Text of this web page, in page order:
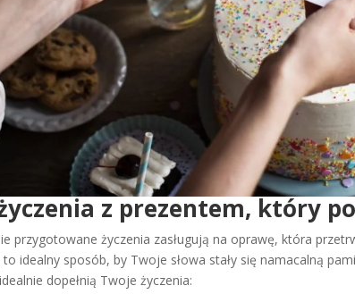
życzenia z prezentem, który
przygotowane życzenia zasługują na oprawę, która
idealny sposób, by Twoje słowa stały się namacalną
dopełnią Twoje życzenia: